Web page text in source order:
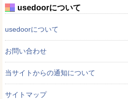
usedoorについて
usedoorについて
お問い合わせ
当サイトからの通知について
サイトマップ